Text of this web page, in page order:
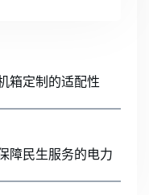
箱定制的适配性
障民生服务的电力